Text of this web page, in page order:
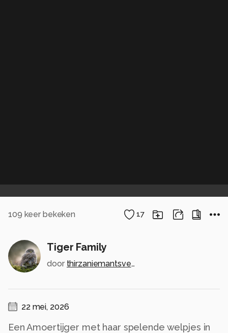
109 keer bekeken 17
Tiger Family
door thirzaniemantsverdriet
22 mei, 2026
Een Amoertijger met haar spelende welpjes in